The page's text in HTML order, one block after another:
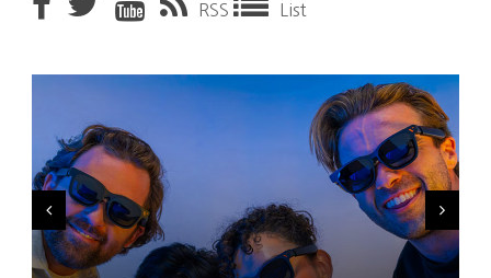
RSS List